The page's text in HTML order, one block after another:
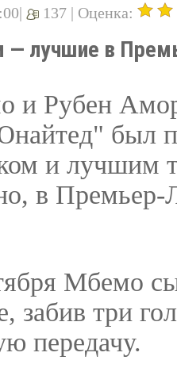
137 | Оценка:
лучшие в
и Рубен
был
и лучшим
в
Мбемо
забив три
передачу.